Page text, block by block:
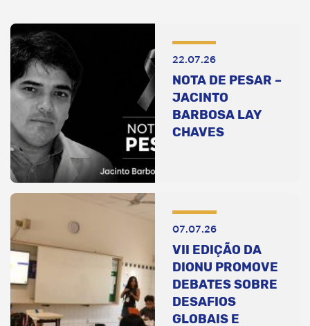
22.07.26
NOTA DE PESAR –
JACINTO
BARBOSA LAY
CHAVES
07.07.26
VII EDIÇÃO DA
DIONU PROMOVE
DEBATES SOBRE
DESAFIOS
GLOBAIS E